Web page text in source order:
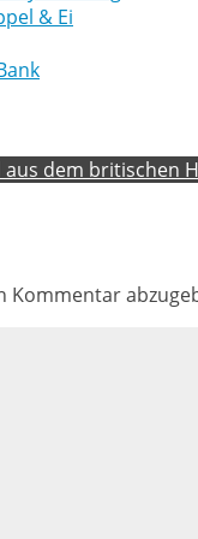
& Ei
dem britischen
Kommentar